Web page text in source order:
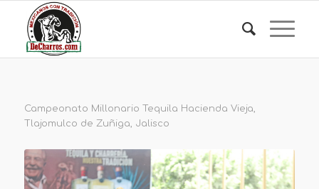
Campeonato Millonario Tequila Hacienda Vieja,
Tlajomulco de Zuñiga, Jalisco